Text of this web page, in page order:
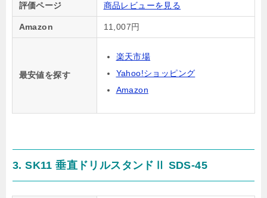
評価ページ 商品レビューを見る
Amazon 11,007円
最安値を探す
楽天市場
Yahoo!ショッピング
Amazon
3. SK11 垂直ドリルスタンドⅡ SDS-45